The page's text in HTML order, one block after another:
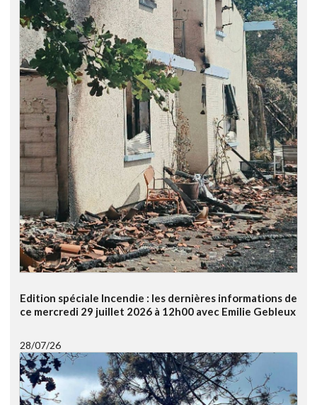
Edition spéciale Incendie : les dernières informations de
ce mercredi 29 juillet 2026 à 12h00 avec Emilie Gebleux
28/07/26